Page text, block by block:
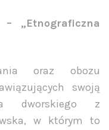
„Etnograficzna
oraz obozu
swoją
dworskiego z
w którym to